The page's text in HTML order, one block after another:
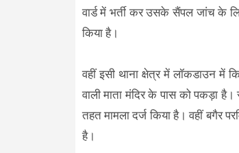
वार्ड में भर्ती कर उसके सैंपल जांच के
किया है।
वहीं इसी थाना क्षेत्र में लॉकडाउन में
वाली माता मंदिर के पास को पकड़ा
तहत मामला दर्ज किया है। वहीं बगैर
है।